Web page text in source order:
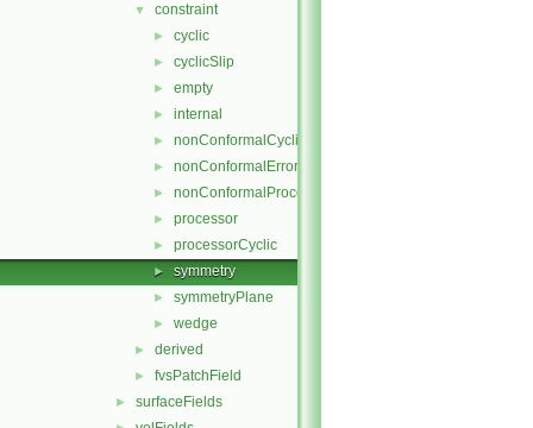
▼ constraint
► cyclic
► cyclicSlip
► empty
► internal
► nonConformalCyclic
► nonConformalError
► nonConformalProcessorCyclic
► processor
► processorCyclic
► symmetry
► symmetryPlane
► wedge
► derived
► fvsPatchField
► surfaceFields